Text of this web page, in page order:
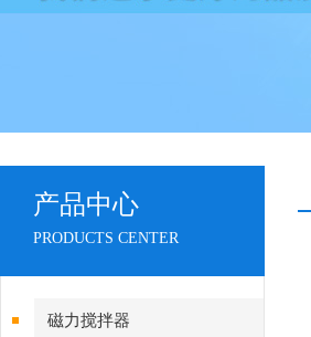
产品中心
PRODUCTS CENTER
磁力搅拌器